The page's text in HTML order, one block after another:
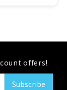
offers!
Subscribe